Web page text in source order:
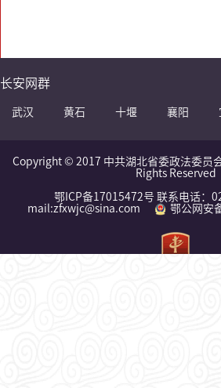
长安网群
武汉 黄石 十堰 襄阳
Copyright © 2017 中共湖北省委政法委员
Rights Reserved
鄂ICP备17015472号 联系电话：
mail:zfxwjc@sina.com
鄂公网安